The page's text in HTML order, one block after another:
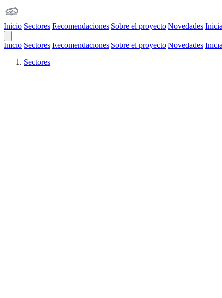
Inicio Sectores Recomendaciones Sobre el proyecto Novedades
Inicio Sectores Recomendaciones Sobre el proyecto Novedades
Sectores